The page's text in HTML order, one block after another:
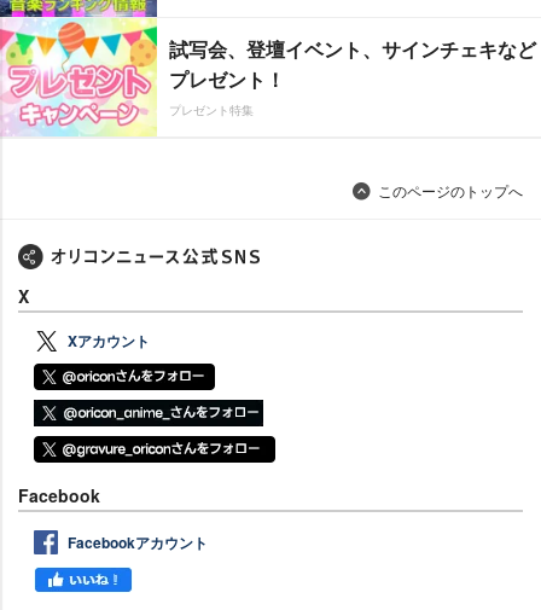
試写会、登壇イベント、サインチェキなど
プレゼント！
プレゼント特集
このページのトップへ
X
Xアカウント
Facebook
Facebookアカウント